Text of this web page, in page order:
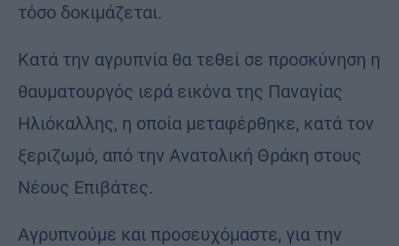
τόσο δοκιμάζεται.
Κατά την αγρυπνία θα τεθεί σε προσκύνηση η
θαυματουργός ιερά εικόνα της Παναγίας
Ηλιόκαλλης, η οποία μεταφέρθηκε, κατά τον
ξεριζωμό, από την Ανατολική Θράκη στους
Νέους Επιβάτες.
Αγρυπνούμε και προσευχόμαστε, για την